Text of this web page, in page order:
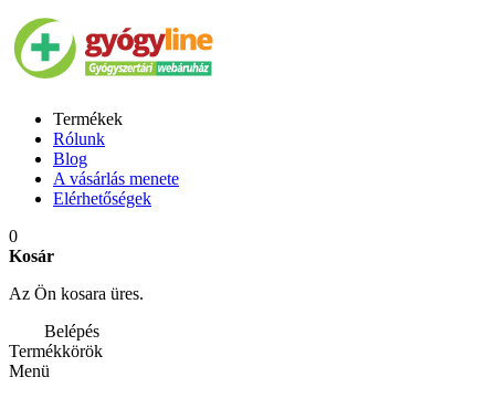
Termékek
Rólunk
Blog
A vásárlás menete
Elérhetőségek
0
Kosár
Az Ön kosara üres.
Belépés
Termékkörök
Menü